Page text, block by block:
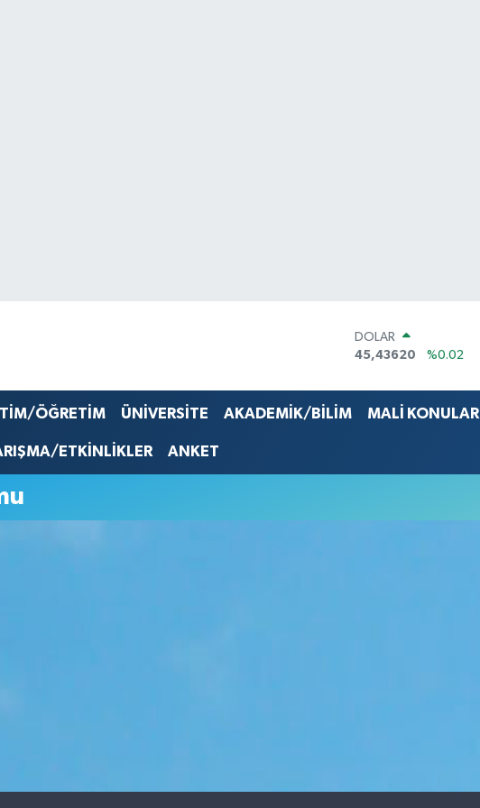
DOLAR
45,43620
%0.02
53,38690
%0.19
STERLİN
ÖĞRETİM ÜNİVERSİTE AKADEMİK/BİLİM MALİ KONULAR
ETKİNLİKLER ANKET